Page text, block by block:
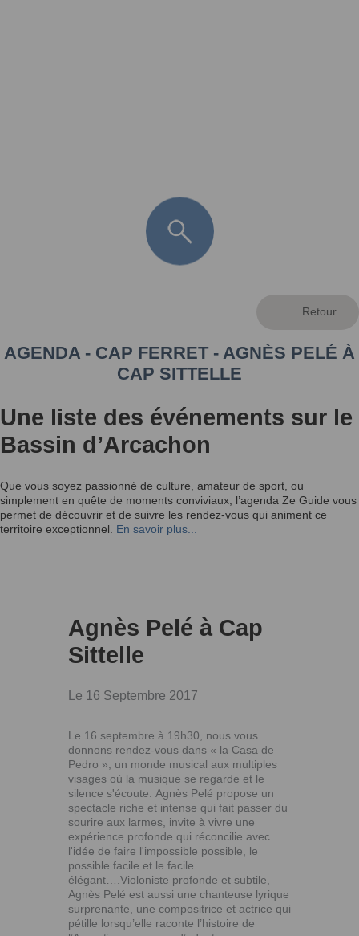
AGENDA - CAP FERRET - AGNÈS PELÉ À
CAP SITTELLE
Une liste des événements sur le
Bassin d’Arcachon
Que vous soyez passionné de culture, amateur de sport, ou
simplement en quête de moments conviviaux, l’agenda Ze Guide vous
permet de découvrir et de suivre les rendez-vous qui animent ce
territoire exceptionnel. En savoir plus...
Agnès Pelé à Cap
Sittelle
Le 16 Septembre 2017
Le 16 septembre à 19h30, nous vous
donnons rendez-vous dans « la Casa de
Pedro », un monde musical aux multiples
visages où la musique se regarde et le
silence s'écoute. Agnès Pelé propose un
spectacle riche et intense qui fait passer du
sourire aux larmes, invite à vivre une
expérience profonde qui réconcilie avec
l'idée de faire l'impossible possible, le
possible facile et le facile
élégant…. Violoniste profonde et subtile,
Agnès Pelé est aussi une chanteuse lyrique
surprenante, une compositrice et actrice qui
pétille lorsqu’elle raconte l’histoire de